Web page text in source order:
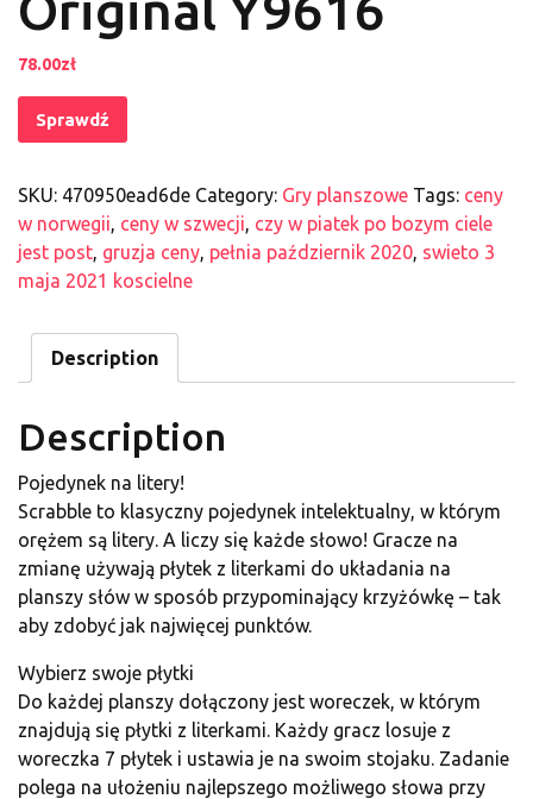
78.00zł
Sprawdź
SKU: 470950ead6de Category: Gry planszowe Tags: ceny
w norwegii, ceny w szwecji, czy w piatek po bozym ciele
jest post, gruzja ceny, pełnia październik 2020, swieto 3
maja 2021 koscielne
Description
Description
Pojedynek na litery!
Scrabble to klasyczny pojedynek intelektualny, w którym
orężem są litery. A liczy się każde słowo! Gracze na
zmianę używają płytek z literkami do układania na
planszy słów w sposób przypominający krzyżówkę – tak
aby zdobyć jak najwięcej punktów.
Wybierz swoje płytki
Do każdej planszy dołączony jest woreczek, w którym
znajdują się płytki z literkami. Każdy gracz losuje z
woreczka 7 płytek i ustawia je na swoim stojaku. Zadanie
polega na ułożeniu najlepszego możliwego słowa przy